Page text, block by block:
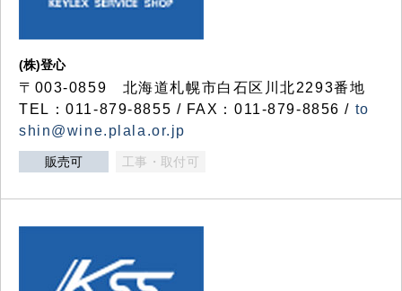
(株)登心
〒003-0859 北海道札幌市白石区川北2293番地
TEL：011-879-8855 / FAX：011-879-8856 / to
shin@wine.plala.or.jp
販売可 工事・取付可